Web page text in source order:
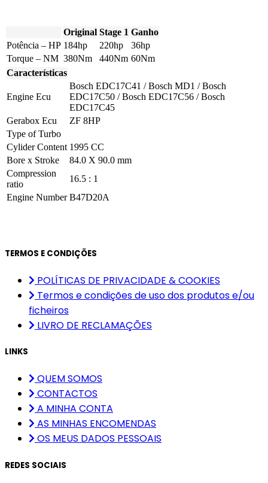
Original Stage 1 Ganho
Potência – HP 184hp 220hp
36hp
Torque – NM 380Nm 440Nm 60Nm
Características
Engine Ecu
Bosch EDC17C41 / Bosch MD1 / Bosch
EDC17C50 / Bosch EDC17C56 / Bosch
EDC17C45
Gerabox Ecu
ZF 8HP
Type of Turbo
Cylider Content 1995 CC
Bore x Stroke
84.0 X 90.0 mm
Compression
ratio
16.5 : 1
Engine Number B47D20A
TERMOS E CONDIÇÕES
POLÍTICAS DE PRIVACIDADE & COOKIES
Termos e condições de uso dos produtos e/ou
ficheiros
LIVRO DE RECLAMAÇÕES
LINKS
QUEM SOMOS
CONTACTOS
A MINHA CONTA
AS MINHAS ENCOMENDAS
OS MEUS DADOS PESSOAIS
REDES SOCIAIS